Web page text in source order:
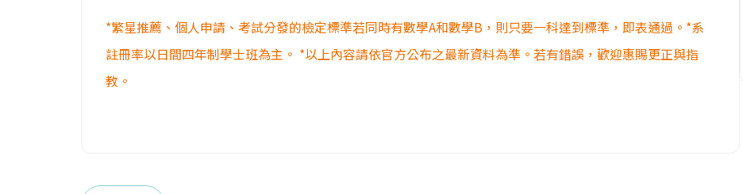
*繁星推薦、個人申請、考試分發的檢定標準若同時有數學A和數學B，則只要一科達到標準，即表通過。*系
註冊率以日間四年制學士班為主。 *以上內容請依官方公布之最新資料為準。若有錯誤，歡迎惠賜更正與指
教。